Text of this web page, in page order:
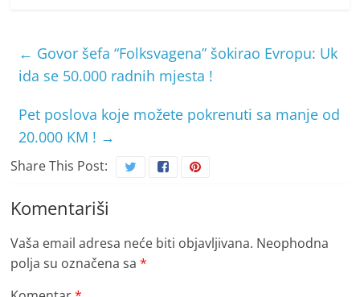
← Govor šefa “Folksvagena” šokirao Evropu: Uk
ida se 50.000 radnih mjesta !
Pet poslova koje možete pokrenuti sa manje od
20.000 KM ! →
Share This Post:
Komentariši
Vaša email adresa neće biti objavljivana. Neophodna
polja su označena sa*